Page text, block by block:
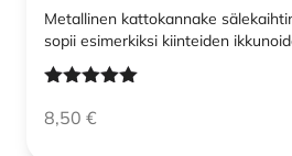
Metallinen kattokannake
sopii esimerkiksi kiinteiden
tuotteesta:
8,50 €